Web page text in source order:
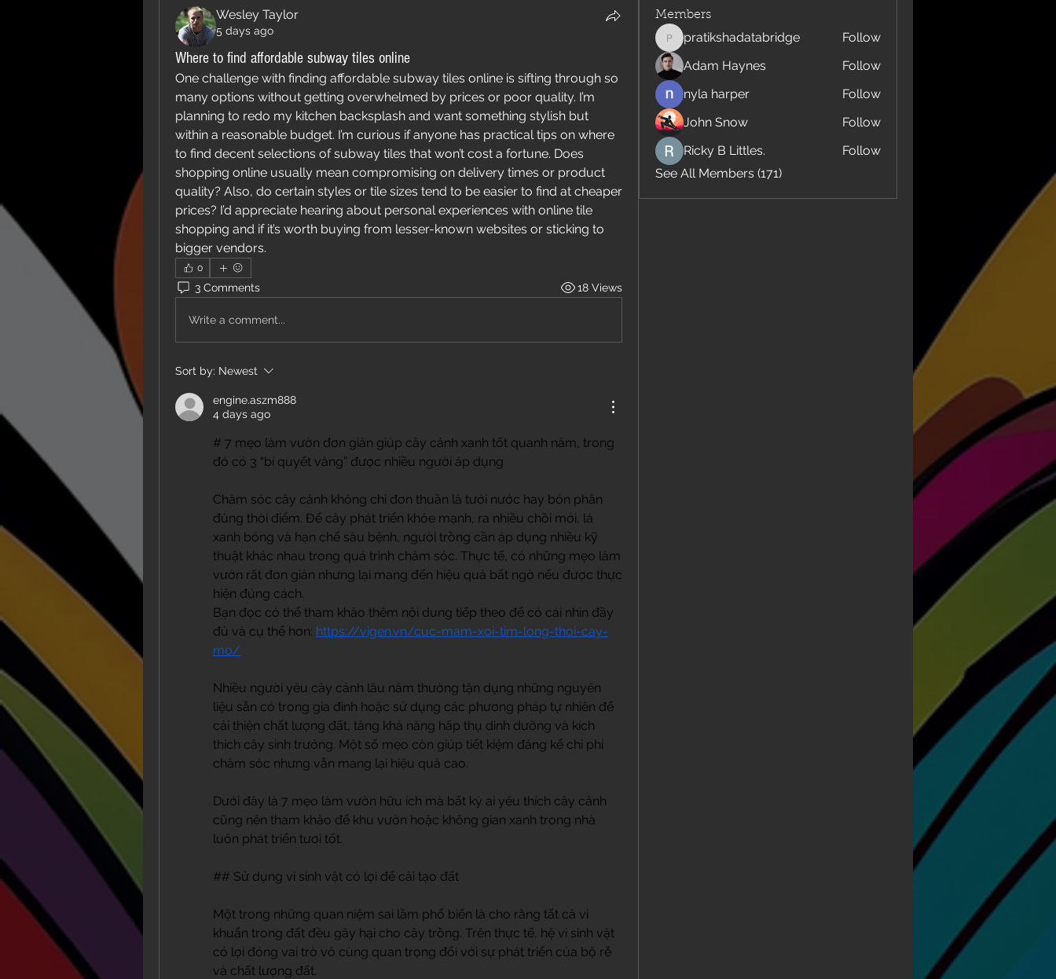
Wesley Taylor
5 days ago
Where to find affordable subway tiles online
One challenge with finding affordable subway tiles online is sifting through so
many options without getting overwhelmed by prices or poor quality. I’m
planning to redo my kitchen backsplash and want something stylish but
within a reasonable budget. I’m curious if anyone has practical tips on where
to find decent selections of subway tiles that won’t cost a fortune. Does
shopping online usually mean compromising on delivery times or product
quality? Also, do certain styles or tile sizes tend to be easier to find at cheaper
prices? I’d appreciate hearing about personal experiences with online tile
shopping and if it’s worth buying from lesser-known websites or sticking to
bigger vendors.
0
3 Comments 18 Views
Write a comment...
Sort by: Newest
engine.aszm888
4 days ago
# 7 mẹo làm vườn đơn giản giúp cây cảnh xanh tốt quanh năm, trong
đó có 3 “bí quyết vàng” được nhiều người áp dụng
Chăm sóc cây cảnh không chỉ đơn thuần là tưới nước hay bón phân
đúng thời điểm. Để cây phát triển khỏe mạnh, ra nhiều chồi mới, lá
xanh bóng và hạn chế sâu bệnh, người trồng cần áp dụng nhiều kỹ
thuật khác nhau trong quá trình chăm sóc. Thực tế, có những mẹo làm
vườn rất đơn giản nhưng lại mang đến hiệu quả bất ngờ nếu được thực
hiện đúng cách.
Bạn đọc có thể tham khảo thêm nội dung tiếp theo để có cái nhìn đầy
đủ và cụ thể hơn: https://vigen.vn/cuc-mam-xoi-tim-long-thoi-cay-
mo/
Nhiều người yêu cây cảnh lâu năm thường tận dụng những nguyên
liệu sẵn có trong gia đình hoặc sử dụng các phương pháp tự nhiên để
cải thiện chất lượng đất, tăng khả năng hấp thụ dinh dưỡng và kích
thích cây sinh trưởng. Một số mẹo còn giúp tiết kiệm đáng kể chi phí
chăm sóc nhưng vẫn mang lại hiệu quả cao.
Dưới đây là 7 mẹo làm vườn hữu ích mà bất kỳ ai yêu thích cây cảnh
cũng nên tham khảo để khu vườn hoặc không gian xanh trong nhà
luôn phát triển tươi tốt.
## Sử dụng vi sinh vật có lợi để cải tạo đất
Một trong những quan niệm sai lầm phổ biến là cho rằng tất cả vi
khuẩn trong đất đều gây hại cho cây trồng. Trên thực tế, hệ vi sinh vật
có lợi đóng vai trò vô cùng quan trọng đối với sự phát triển của bộ rễ
và chất lượng đất.
Members
pratikshadatabridge
pratikshadatabridge
Follow
Adam Haynes
Follow
nyla harper
Follow
John Snow
Follow
Ricky B Littles.
Follow
See All Members (171)